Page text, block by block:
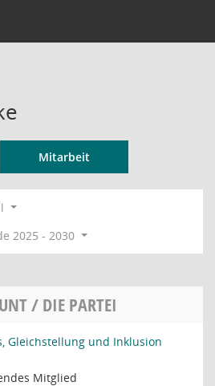
Mitarbeit
2025 - 2030
/ DIE PARTEI
Gleichstellung und Inklusion
Mitglied